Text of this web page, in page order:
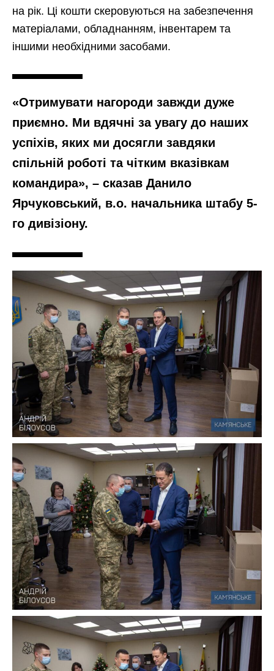
на рік. Ці кошти скеровуються на забезпечення
матеріалами, обладнанням, інвентарем та
іншими необхідними засобами.
«Отримувати нагороди завжди дуже
приємно. Ми вдячні за увагу до наших
успіхів, яких ми досягли завдяки
спільній роботі та чітким вказівкам
командира», – сказав Данило
Ярчуковський, в.о. начальника штабу 5-
го дивізіону.